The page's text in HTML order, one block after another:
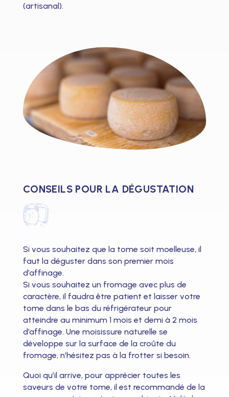
(artisanal).
CONSEILS POUR LA DÉGUSTATION
Si vous souhaitez que la tome soit moelleuse, il
faut la déguster dans son premier mois
d’affinage.
Si vous souhaitez un fromage avec plus de
caractère, il faudra être patient et laisser votre
tome dans le bas du réfrigérateur pour
atteindre au minimum 1 mois et demi à 2 mois
d’affinage. Une moisissure naturelle se
développe sur la surface de la croûte du
fromage, n’hésitez pas à la frotter si besoin.
Quoi qu’il arrive, pour apprécier toutes les
saveurs de votre tome, il est recommandé de la